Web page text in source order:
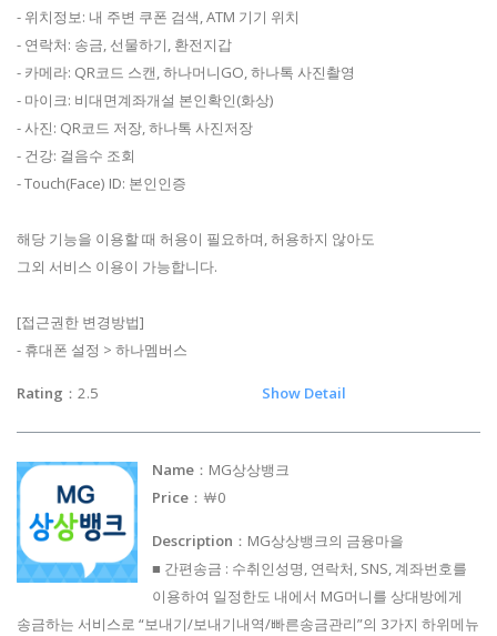
- 위치정보: 내 주변 쿠폰 검색, ATM 기기 위치
- 연락처: 송금, 선물하기, 환전지갑
- 카메라: QR코드 스캔, 하나머니GO, 하나톡 사진촬영
- 마이크: 비대면계좌개설 본인확인(화상)
- 사진: QR코드 저장, 하나톡 사진저장
- 건강: 걸음수 조회
- Touch(Face) ID: 본인인증
해당 기능을 이용할 때 허용이 필요하며, 허용하지 않아도
그외 서비스 이용이 가능합니다.
[접근권한 변경방법]
- 휴대폰 설정 > 하나멤버스
Rating ：2.5 Show Detail
Name ：MG상상뱅크
Price ：￦0
Description ：MG상상뱅크의 금융마을
■ 간편송금 : 수취인성명, 연락처, SNS, 계좌번호를
이용하여 일정한도 내에서 MG머니를 상대방에게
송금하는 서비스로 “보내기/보내기내역/빠른송금관리”의 3가지 하위메뉴